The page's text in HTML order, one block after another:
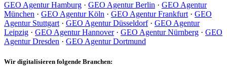
GEO Agentur Hamburg · GEO Agentur Berlin · GEO Agentur
München · GEO Agentur Köln · GEO Agentur Frankfurt· GEO
Agentur Stuttgart· GEO Agentur Düsseldorf· GEO Agentur
Leipzig · GEO Agentur Hannover· GEO Agentur Nürnberg · GEO
Agentur Dresden · GEO Agentur Dortmund
Wir digitalisieren folgende Branchen: